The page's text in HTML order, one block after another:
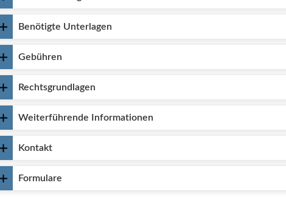
Benötigte Unterlagen
Gebühren
Rechtsgrundlagen
Weiterführende Informationen
Kontakt
Formulare